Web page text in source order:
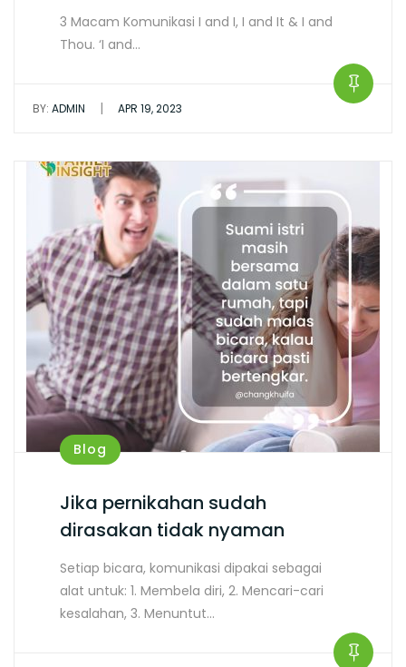
3 Macam Komunikasi I and I, I and It & I and
Thou. ‘I and…
BY: ADMIN | APR 19, 2023
Blog
Jika pernikahan sudah
dirasakan tidak nyaman
Setiap bicara, komunikasi dipakai sebagai
alat untuk: 1. Membela diri, 2. Mencari-cari
kesalahan, 3. Menuntut…